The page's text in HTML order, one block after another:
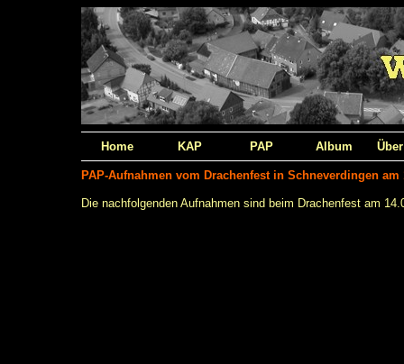
Home KAP PAP Album
PAP-Aufnahmen vom Drachenfest in Schneverdingen am
Die nachfolgenden Aufnahmen sind beim Drachenfest am